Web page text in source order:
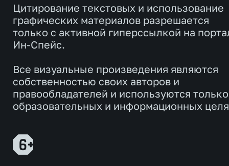
Цитирование текстовых и использование
графических материалов разрешается
только с активной гиперссылкой на
Ин-Спейс.
Все визуальные произведения являются
собственностью своих авторов и
правообладателей и используются
образовательных и информационных